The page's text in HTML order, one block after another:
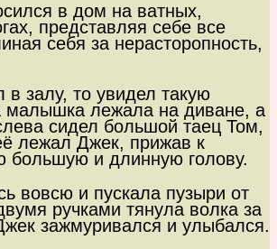
в дом на ватных,
представляя себе все
себя за нерасторопность,
в залу, то увидел такую
малышка лежала на диване, а
сидел большой таец Том,
лежал Джек, прижав к
и длинную голову.
вовсю и пускала пузыри от
ручками тянула волка за
зажмуривался и улыбался.